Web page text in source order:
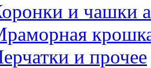
и чашки
и прочее